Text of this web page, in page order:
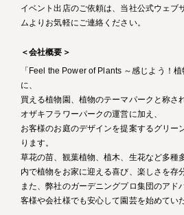
イベント出店のご依頼は、当社公式ウェブ
ムよりお気軽にご連絡ください。
＜会社概要＞
「Feel the Power of Plants ～感じよう！
に、
買える植物園、植物のテーマパークと称さ
オザキフラワーパークの運営に加え、
お客様のお庭のデザインを提案するグリー
ります。
草花の苗、観葉植物、植木、生花など多種
内で植物をお家に迎える喜び、楽しさを存
また、弊社のガーデニングプロ集団のアド
客様や会社様でも安心して園芸を始めてい